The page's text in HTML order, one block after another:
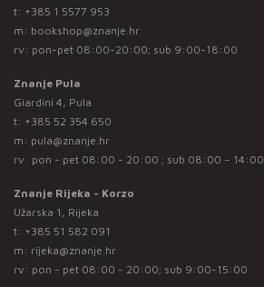
t: +385 1 5577 953
m: bookshop@znanje.hr
rv: pon-pet 08:00-20:00; sub 9:00-18:00
Znanje Pula
Giardini 4, Pula
t: +385 52 354 650
m: pula@znanje.hr
rv: pon - pet 08:00 - 20:00 ; sub 08:00 – 14:00
Znanje Rijeka - Korzo
Užarska 1, Rijeka
t: +385 51 582 091
m: rijeka@znanje.hr
rv: pon - pet 08:00 - 20:00; sub 9:00-15:00